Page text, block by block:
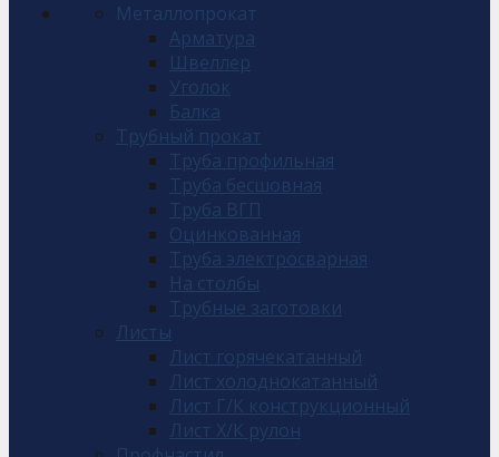
Металлопрокат
Арматура
Швеллер
Уголок
Балка
Трубный прокат
Труба профильная
Труба бесшовная
Труба ВГП
Оцинкованная
Труба электросварная
На столбы
Трубные заготовки
Листы
Лист горячекатанный
Лист холоднокатанный
Лист Г/К конструкционный
Лист Х/К рулон